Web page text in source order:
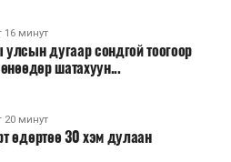
сургуулийн хүүхдийн
томуу, томуу төст
хэмжээ зэрэг зайлшгүй
сайд Н.Учрал онцоллоо.
ерөнхийлөн захирагч нарт
16 минут
дугаар сондгой тоогоор
шатахуун...
20 минут
өдөртөө 30 хэм дулаан